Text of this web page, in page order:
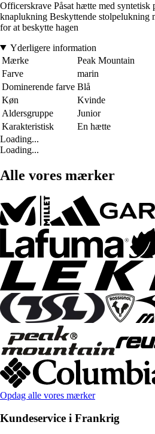
Officerskrave Påsat hætte med syntetisk
knaplukning Beskyttende stolpelukning
for at beskytte hagen
Yderligere information
Mærke
Peak Mountain
Farve
marin
Dominerende farve Blå
Køn
Kvinde
Aldersgruppe
Junior
Karakteristisk
En hætte
Loading...
Loading...
Alle vores mærker
Opdag alle vores mærker
Kundeservice i Frankrig